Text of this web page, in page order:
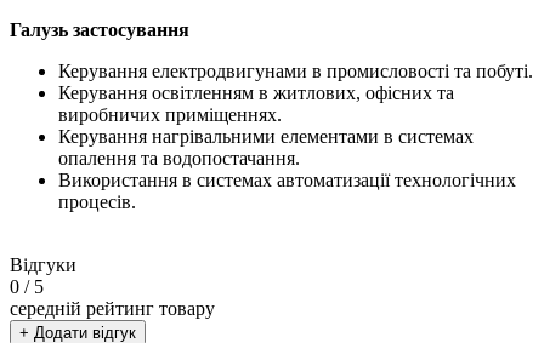
Галузь застосування
Керування електродвигунами в промисловості та побуті.
Керування освітленням в житлових, офісних та
виробничих приміщеннях.
Керування нагрівальними елементами в системах
опалення та водопостачання.
Використання в системах автоматизації технологічних
процесів.
Відгуки
0 / 5
середній рейтинг товару
+ Додати відгук